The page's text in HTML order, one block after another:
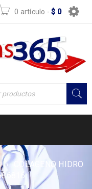
0 artículo - $ 0
› COLAGENO HIDRO